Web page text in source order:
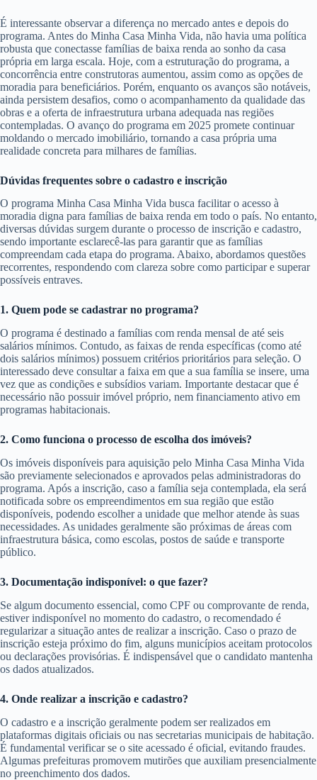
É interessante observar a diferença no mercado antes e depois do
programa. Antes do Minha Casa Minha Vida, não havia uma política
robusta que conectasse famílias de baixa renda ao sonho da casa
própria em larga escala. Hoje, com a estruturação do programa, a
concorrência entre construtoras aumentou, assim como as opções de
moradia para beneficiários. Porém, enquanto os avanços são notáveis,
ainda persistem desafios, como o acompanhamento da qualidade das
obras e a oferta de infraestrutura urbana adequada nas regiões
contempladas. O avanço do programa em 2025 promete continuar
moldando o mercado imobiliário, tornando a casa própria uma
realidade concreta para milhares de famílias.
Dúvidas frequentes sobre o cadastro e inscrição
O programa Minha Casa Minha Vida busca facilitar o acesso à
moradia digna para famílias de baixa renda em todo o país. No entanto,
diversas dúvidas surgem durante o processo de inscrição e cadastro,
sendo importante esclarecê-las para garantir que as famílias
compreendam cada etapa do programa. Abaixo, abordamos questões
recorrentes, respondendo com clareza sobre como participar e superar
possíveis entraves.
1. Quem pode se cadastrar no programa?
O programa é destinado a famílias com renda mensal de até seis
salários mínimos. Contudo, as faixas de renda específicas (como até
dois salários mínimos) possuem critérios prioritários para seleção. O
interessado deve consultar a faixa em que a sua família se insere, uma
vez que as condições e subsídios variam. Importante destacar que é
necessário não possuir imóvel próprio, nem financiamento ativo em
programas habitacionais.
2. Como funciona o processo de escolha dos imóveis?
Os imóveis disponíveis para aquisição pelo Minha Casa Minha Vida
são previamente selecionados e aprovados pelas administradoras do
programa. Após a inscrição, caso a família seja contemplada, ela será
notificada sobre os empreendimentos em sua região que estão
disponíveis, podendo escolher a unidade que melhor atende às suas
necessidades. As unidades geralmente são próximas de áreas com
infraestrutura básica, como escolas, postos de saúde e transporte
público.
3. Documentação indisponível: o que fazer?
Se algum documento essencial, como CPF ou comprovante de renda,
estiver indisponível no momento do cadastro, o recomendado é
regularizar a situação antes de realizar a inscrição. Caso o prazo de
inscrição esteja próximo do fim, alguns municípios aceitam protocolos
ou declarações provisórias. É indispensável que o candidato mantenha
os dados atualizados.
4. Onde realizar a inscrição e cadastro?
O cadastro e a inscrição geralmente podem ser realizados em
plataformas digitais oficiais ou nas secretarias municipais de habitação.
É fundamental verificar se o site acessado é oficial, evitando fraudes.
Algumas prefeituras promovem mutirões que auxiliam presencialmente
no preenchimento dos dados.